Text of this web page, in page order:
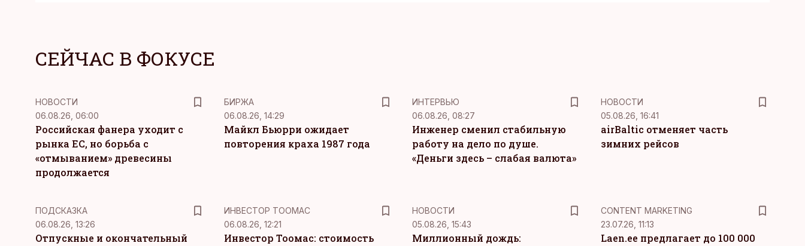
СЕЙЧАС В ФОКУСЕ
НОВОСТИ
06.08.26, 06:00
Российская фанера уходит с
рынка ЕС, но борьба с
«отмыванием» древесины
продолжается
БИРЖА
06.08.26, 14:29
Майкл Бьюрри ожидает
повторения краха 1987 года
ИНТЕРВЬЮ
06.08.26, 08:27
Инженер сменил стабильную
работу на дело по душе.
«Деньги здесь – слабая валюта»
НОВОСТИ
05.08.26, 16:41
airBaltic отменяет часть
зимних рейсов
ПОДСКАЗКА
06.08.26, 13:26
Отпускные и окончательный
ИНВЕСТОР ТООМАС
06.08.26, 12:21
Инвестор Тоомас: стоимость
НОВОСТИ
05.08.26, 15:43
Миллионный дождь:
KM
CONTENT MARKETING
23.07.26, 11:13
Laen.ee предлагает до 100 000